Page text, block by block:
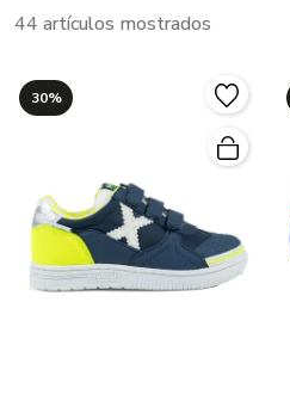
44 artículos mostrados
30%